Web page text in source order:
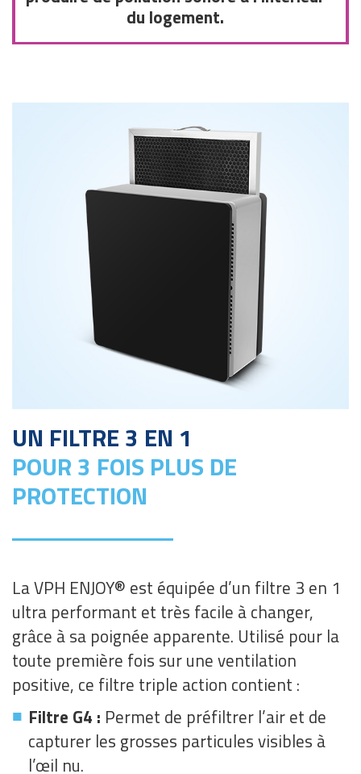
du logement.
UN FILTRE 3 EN 1
POUR 3 FOIS PLUS DE
PROTECTION
La VPH ENJOY® est équipée d’un filtre 3 en 1
ultra performant et très facile à changer,
grâce à sa poignée apparente. Utilisé pour la
toute première fois sur une ventilation
positive, ce filtre triple action contient :
■ Filtre G4 : Permet de préfiltrer l’air et de
capturer les grosses particules visibles à
l’œil nu.